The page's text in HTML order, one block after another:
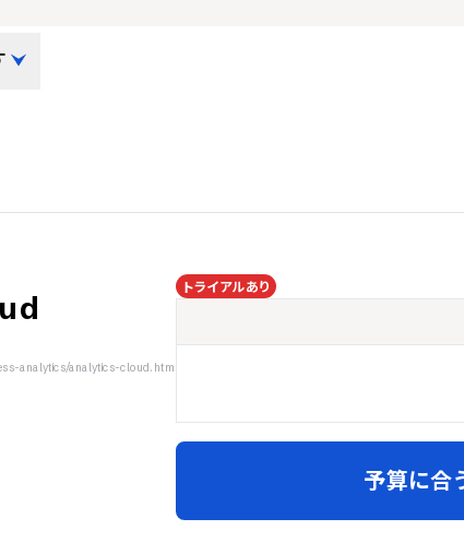
analytics/analytics-cloud.htm
トライアルあり
予算に合